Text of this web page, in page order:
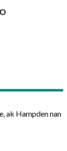
ak Hampden nan